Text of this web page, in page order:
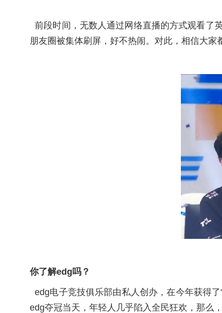
前段时间，无数人通过网络直播的方式观看了
朋友圈被集体刷屏，好不热闹。对此，相信大
你了解edg吗？
edg电子竞技俱乐部由私人创办，在今年获得
edg夺冠当天，年轻人几乎陷入全民狂欢，那么